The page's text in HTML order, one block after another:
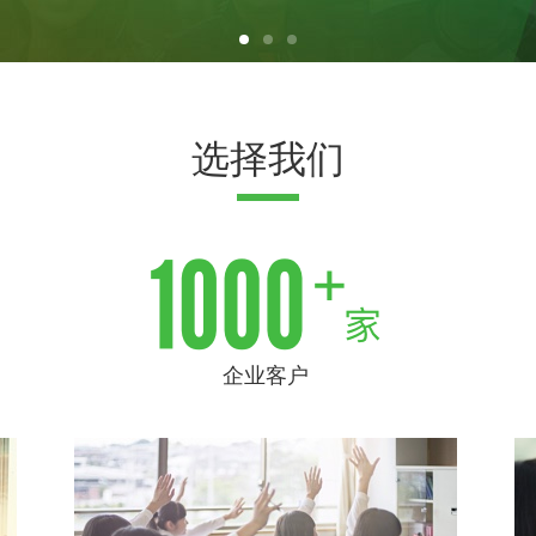
选择我们
企业客户